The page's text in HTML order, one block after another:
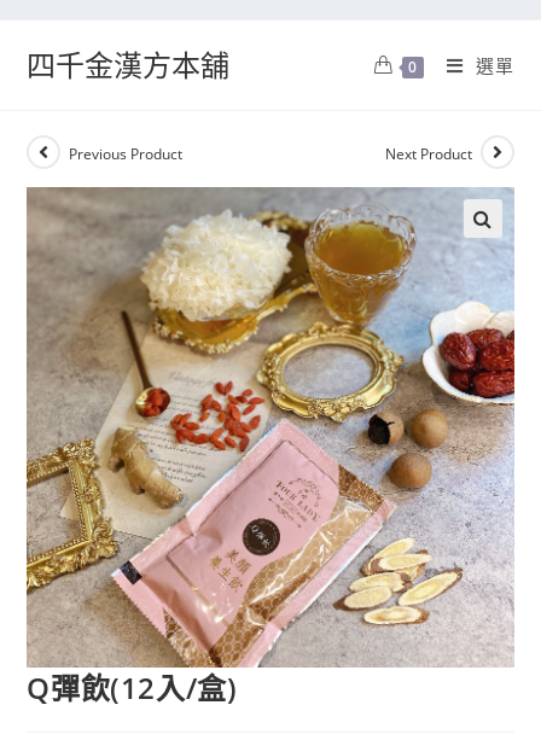
四千金漢方本舖 0 選單
Previous Product Next Product
Q彈飲(12入/盒)